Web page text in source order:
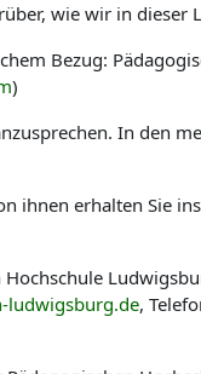
wie wir in
Bezug:
)
In den
erhalten Sie
ludwigsburg.de,